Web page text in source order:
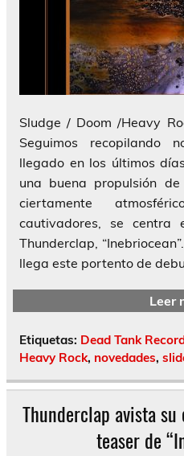
Sludge / Doom /Heavy
Seguimos recopilando
llegado en los últimos
una buena propulsión
ciertamente
cautivadores, se centra
Thunderclap,
llega este portento de
Leer
Etiquetas: Dead Tank
Heavy Rock, novedades,
Thunderclap avista
teaser de